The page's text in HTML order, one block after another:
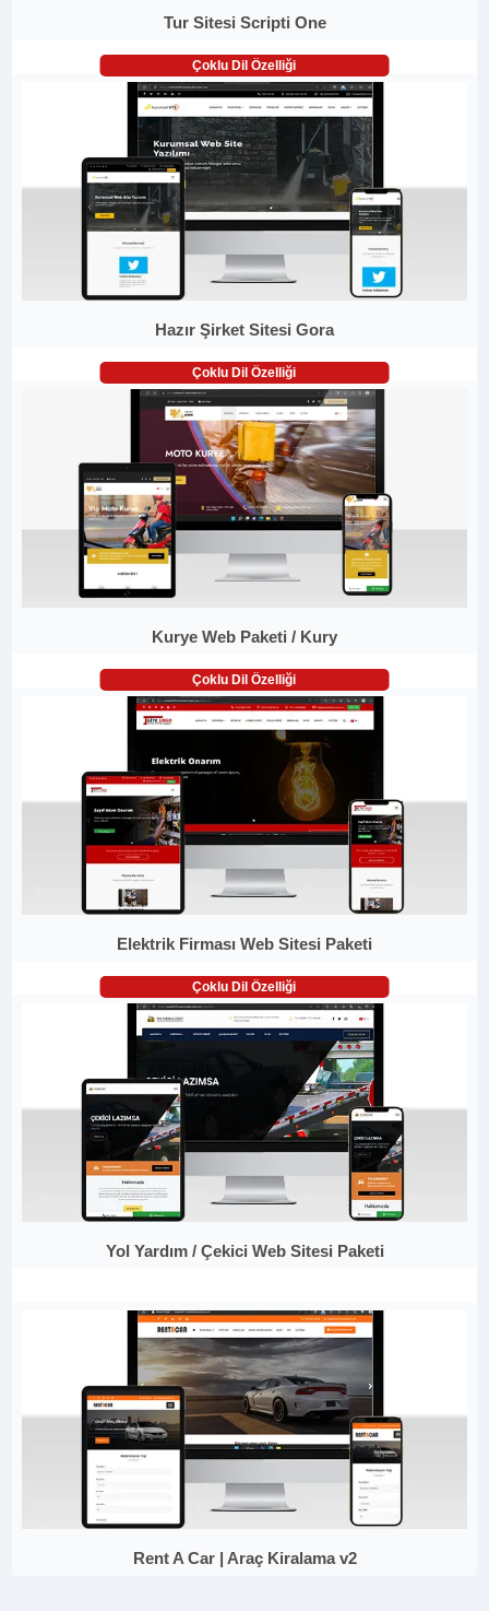
Tur Sitesi Scripti One
Çoklu Dil Özelliği
Hazır Şirket Sitesi Gora
Çoklu Dil Özelliği
Kurye Web Paketi / Kury
Çoklu Dil Özelliği
Elektrik Firması Web Sitesi Paketi
Çoklu Dil Özelliği
Yol Yardım / Çekici Web Sitesi Paketi
Rent A Car | Araç Kiralama v2